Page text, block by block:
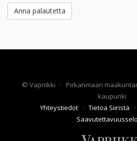
Anna palautetta
© Vapriikki · Pirkanmaan
kaupunki
Yhteystiedot · Tietoa Siiristä ·